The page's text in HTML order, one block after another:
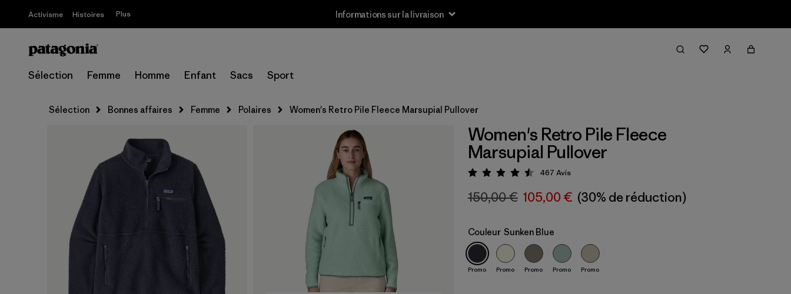
Activisme Histoires Plus Informations sur la livraison
Sélection Femme Homme Enfant Sacs Sport
Sélection Bonnes affaires Femme Polaires Women's Retro Pile Fleece Marsupial Pullover
Women's Retro Pile Fleece
Marsupial Pullover
Évaluation: 4.5 / 5
467 Avis
150,00 € 105,00 € (30% de réduction)
Couleur Sunken Blue
Promo Promo Promo Promo Promo